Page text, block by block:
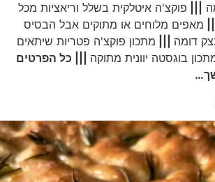
פוקצ'ה איטלקית בשלל וריאציות מכל
מאפים מלוחים או מתוקים אבל הבסיס
דומה|||
מתכון פוקצ'ה פטריות שיתאים
בוגסטה יוונית מתוקה||| כל הפרטים